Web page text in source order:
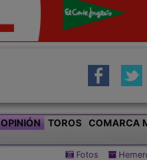
OPINIÓN TOROS
COMARCA
Fotos